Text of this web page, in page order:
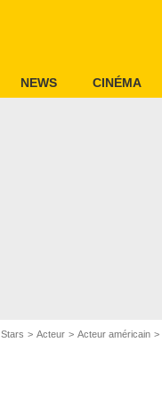
NEWS CINÉMA
Stars Acteur Acteur américain